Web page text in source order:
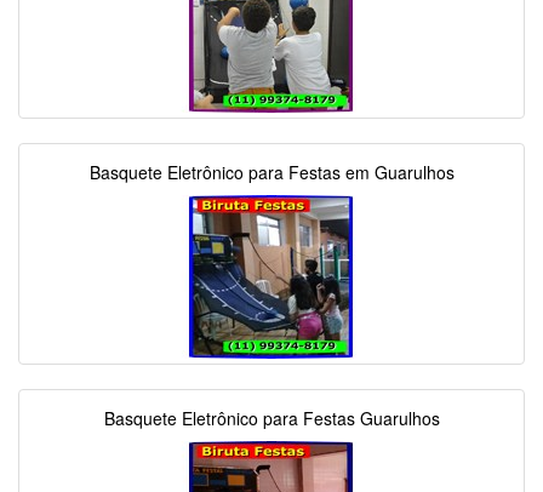
Basquete Eletrônico para Festas em Guarulhos
Basquete Eletrônico para Festas Guarulhos